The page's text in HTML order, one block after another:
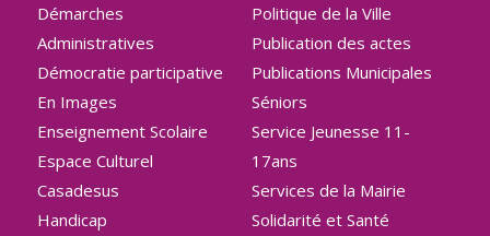
Démarches
Administratives
Démocratie participative
En Images
Enseignement Scolaire
Espace Culturel
Casadesus
Handicap
Politique de la Ville
Publication des actes
Publications Municipales
Séniors
Service Jeunesse 11-
17ans
Services de la Mairie
Solidarité et Santé